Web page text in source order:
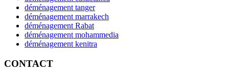
déménagement tanger
déménagement marrakech
déménagement Rabat
déménagement mohammedia
déménagement kenitra
CONTACT